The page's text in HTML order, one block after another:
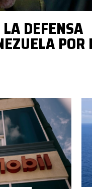
DEFENSA
POR